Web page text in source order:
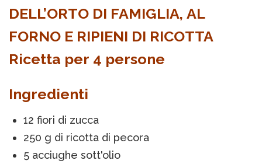
DELL’ORTO DI FAMIGLIA, AL
FORNO E RIPIENI DI RICOTTA
Ricetta per 4 persone
Ingredienti
12 fiori di zucca
250 g di ricotta di pecora
5 acciughe sott'olio